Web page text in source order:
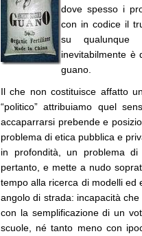
dove spesso i
con in codice il
su
inevitabilmente è
guano.
Il che non costituisce affatto
“politico” attribuiamo quel
accaparrarsi prebende e
problema di etica pubblica e
in profondità, un problema
pertanto, e mette a nudo
tempo alla ricerca di modelli ed
angolo di strada: incapacità
con la semplificazione di un
scuole, né tanto meno con